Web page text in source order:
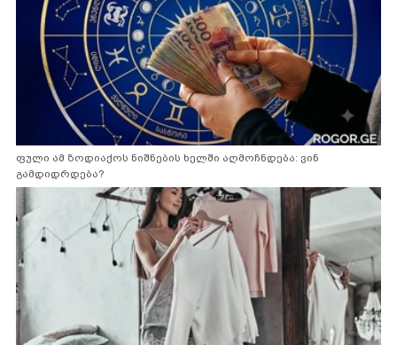
ფული ამ ზოდიაქოს ნიშნების ხელში აღმოჩნდება: ვინ
გამდიდრდება?